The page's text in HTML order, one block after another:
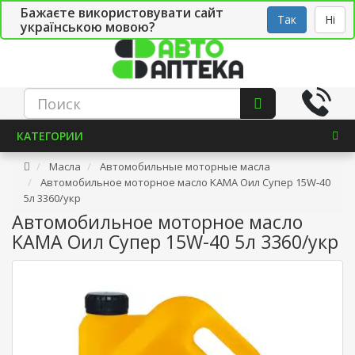
Бажаєте використовувати сайт
українською мовою?
Так Ні
СТО Укр
КАТЕГОРИИ
Масла
Автомобильные моторные масла
Автомобильное моторное масло KAMA Оил Супер 15W-40
5л 3360/укр
Автомобильное моторное масло
KAMA Оил Супер 15W-40 5л 3360/укр